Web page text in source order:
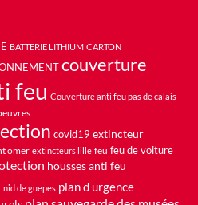
BATTERIE LITHIUM CARTON
couverture
feu Couverture anti feu pas de calais
covid19 extincteur
omer extincteurs lille feu feu de voiture
housses anti feu
nid de guepes plan d urgence